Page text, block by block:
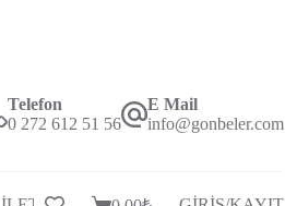
Telefon
0 272 612 51 56
E Mail
info@gonbeler.com